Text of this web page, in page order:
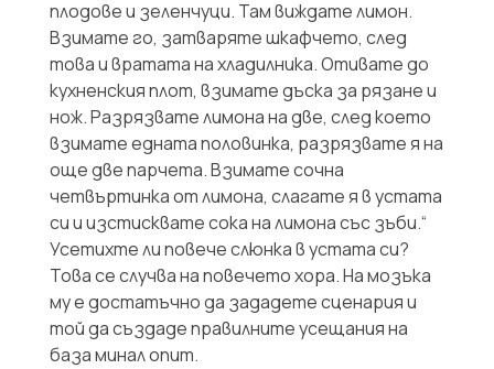
плодове и зеленчуци. Там виждате лимон.
Взимате го, затваряте шкафчето, след
това и вратата на хладилника. Отивате до
кухненския плот, взимате дъска за рязане и
нож. Разрязвате лимона на две, след което
взимате едната половинка, разрязвате я на
още две парчета. Взимате сочна
четвъртинка от лимона, слагате я в устата
си и изстисквате сока на лимона със зъби.“
Усетихте ли повече слюнка в устата си?
Това се случва на повечето хора. На мозъка
му е достатъчно да зададете сценария и
той да създаде правилните усещания на
база минал опит.